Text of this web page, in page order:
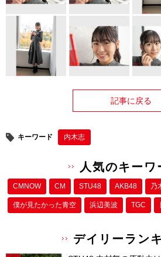
記事に戻る
キーワード 内木志
人気のキーワ
CMNOW CM STU48 AKB48 乃
僕が⾒たかった⻘空 浜辺美波 TGC
デイリーラン